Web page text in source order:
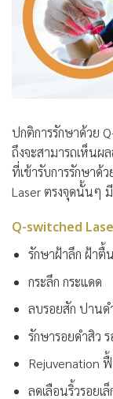
ปกติการรักษาด้วย
ถึงจะสามารถเห็น
ที่เข้ารับการรักษาด้
Laser ตรงจุดนั้นๆ
Q-switched
รักษาฝ้าลึก ฝ้าตื้
กระลึก กระแดด
ลบรอยสัก ปาน
รักษารอยดำสิว
Rejuvenation
ลดเลือนริ้วรอย